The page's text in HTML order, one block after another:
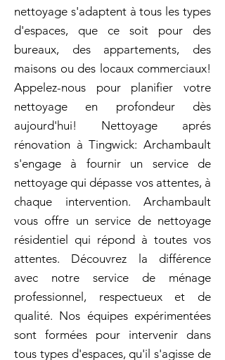
nettoyage s'adaptent à tous les types
d'espaces, que ce soit pour des
bureaux, des appartements, des
maisons ou des locaux commerciaux!
Appelez-nous pour planifier votre
nettoyage en profondeur dès
aujourd'hui! Nettoyage aprés
rénovation à Tingwick: Archambault
s'engage à fournir un service de
nettoyage qui dépasse vos attentes, à
chaque intervention. Archambault
vous offre un service de nettoyage
résidentiel qui répond à toutes vos
attentes. Découvrez la différence
avec notre service de ménage
professionnel, respectueux et de
qualité. Nos équipes expérimentées
sont formées pour intervenir dans
tous types d'espaces, qu'il s'agisse de